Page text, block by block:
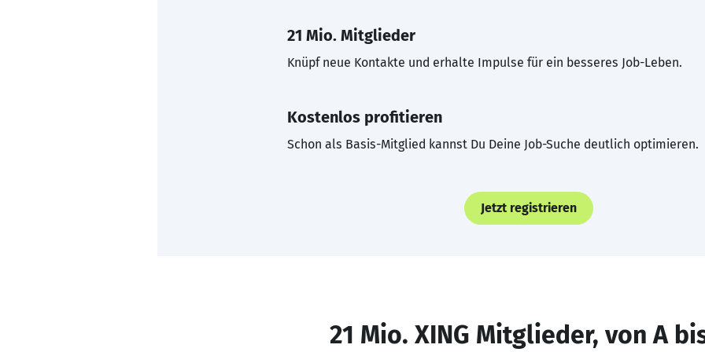
21 Mio. Mitglieder
Knüpf neue Kontakte und erhalte Impulse für ein besseres Job-Leben.
Kostenlos profitieren
Schon als Basis-Mitglied kannst Du Deine Job-Suche deutlich optimieren.
Jetzt registrieren
21 Mio. XING Mitglieder, von A